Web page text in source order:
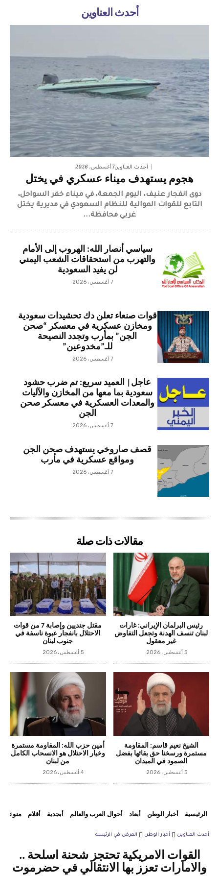
أحدث العناوين
أحدث العناوين7 أغسطس، 2026
هجوم يستهدف ميناء عسكري في يختل
دوى انفجار عنيف، اليوم الجمعة، في ميناء خفر السواحل،
التابع للقوات الموالية للنظام السعودي في مديرية يختل
غربي محافظة...
سياسي أنصار الله: الهروب إلى الأمام
والتهرب من استحقاقات الشعب اليمني
لن يفيد السعودية
7 أغسطس، 2026
قوات صنعاء تعلن دك تحشيدات سعودية
ومخازن عسكرية في معسكر “صحن
الجن” بمأرب وتجدد النصيحة
للـ”مخدوعين”
7 أغسطس، 2026
عاجل| العميد سريع: تم ضرب حشود
سعودية بما معها من المخازن والآليات
والمعدات العسكرية في معسكر صحن
الجن
7 أغسطس، 2026
قصف صاروخي يستهدف صحن الجن
ومواقع عسكرية في مأرب
7 أغسطس، 2026
مقالات ذات صلة
رئيس البرلمان الإيراني: غارات
لبنان تنسف الهدنة وتجعل التفاوض
غير معقول
5 أغسطس، 2026
مقتل جنديين وإصابة 7 من قوات
الاحتلال بانفجار عبوة ناسفة في
جنوب لبنان
5 أغسطس، 2026
الشيخ نعيم قاسم: المقاومة
مستمرة ورسخنا حق بقائها بفضل
الصمود في الميدان
5 أغسطس، 2026
أمين حزب الله: المقاومة مستمرة
وخيار الاحتلال هو الانسحاب الكامل
من لبنان
4 أغسطس، 2026